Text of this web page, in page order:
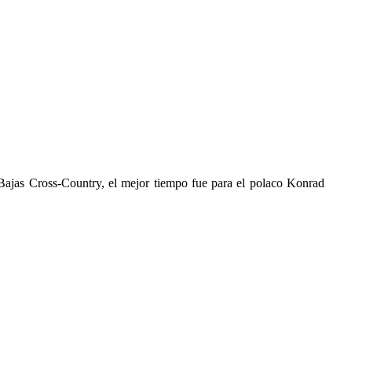
Cross-Country, el mejor tiempo fue para el polaco Konrad